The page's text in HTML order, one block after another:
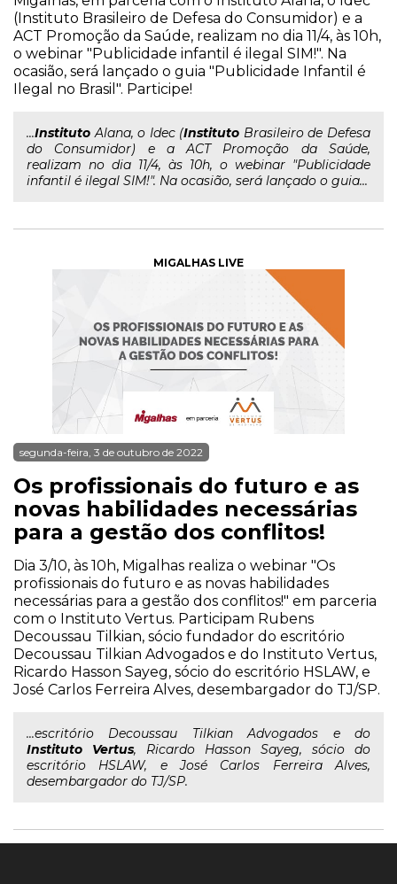
(Instituto Brasileiro de Defesa do Consumidor) e a
ACT Promoção da Saúde, realizam no dia 11/4, às 10h,
o webinar "Publicidade infantil é ilegal SIM!". Na
ocasião, será lançado o guia "Publicidade Infantil é
Ilegal no Brasil". Participe!
...Instituto Alana, o Idec (Instituto Brasileiro de Defesa
do Consumidor) e a ACT Promoção da Saúde,
realizam no dia 11/4, às 10h, o webinar "Publicidade
infantil é ilegal SIM!". Na ocasião, será lançado o guia...
MIGALHAS LIVE
segunda-feira, 3 de outubro de 2022
Os profissionais do futuro e as
novas habilidades necessárias
para a gestão dos conflitos!
Dia 3/10, às 10h, Migalhas realiza o webinar "Os
profissionais do futuro e as novas habilidades
necessárias para a gestão dos conflitos!" em parceria
com o Instituto Vertus. Participam Rubens
Decoussau Tilkian, sócio fundador do escritório
Decoussau Tilkian Advogados e do Instituto Vertus,
Ricardo Hasson Sayeg, sócio do escritório HSLAW, e
José Carlos Ferreira Alves, desembargador do TJ/SP.
...escritório Decoussau Tilkian Advogados e do
Instituto
Vertus, Ricardo Hasson Sayeg, sócio do
escritório HSLAW, e José Carlos Ferreira Alves,
desembargador do TJ/SP.